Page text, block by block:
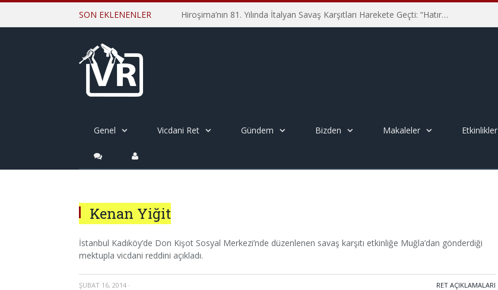
SON EKLENENLER Hiroşima’nın 81. Yılında İtalyan Savaş Karşıtları Harekete Geçti: “Hatırlamak yeterli değil”
Genel Vicdani Ret Gündem Bizden Makaleler Etkinlikler
Kenan Yiğit
İstanbul Kadıköy’de Don Kişot Sosyal Merkezi’nde düzenlenen savaş karşıtı etkinliğe Muğla’dan gönderdiği
mektupla vicdani reddini açıkladı.
ŞUBAT 16, 2014 · RET AÇIKLAMALARI